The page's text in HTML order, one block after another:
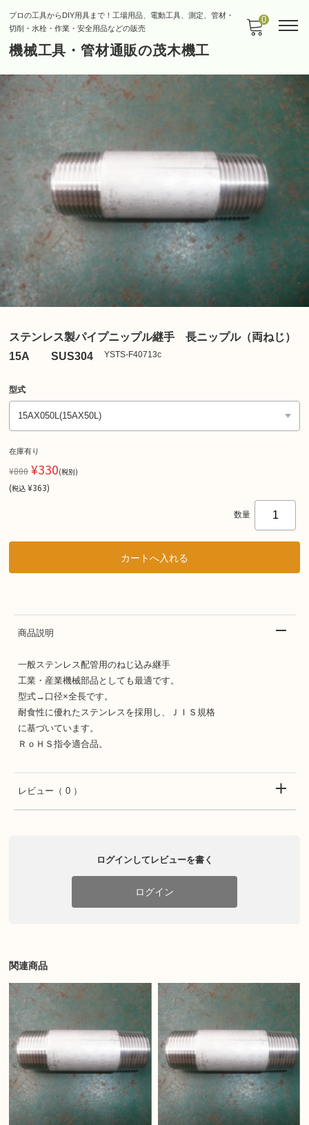
プロの工具からDIY用具まで！工場用品、電動工具、測定、管材・
切削・水栓・作業・安全用品などの販売
機械工具・管材通販の茂木機工
0
ステンレス製パイプニップル継手 長ニップル（両ねじ）
15A SUS304
YSTS-F40713c
型式
在庫有り
¥800 ¥330(税別)
(税込 ¥363)
数量
商品説明
一般ステンレス配管用のねじ込み継手
工業・産業機械部品としても最適です。
型式→口径×全長です。
耐食性に優れたステンレスを採用し、ＪＩＳ規格
に基づいています。
ＲｏＨＳ指令適合品。
レビュー （ 0 ）
ログインしてレビューを書く
ログイン
関連商品